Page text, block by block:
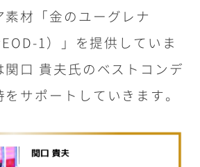
材「金のユーグレナ
1）」を提供していま
関口 貴夫氏のベストコンデ
サポートしていきます。